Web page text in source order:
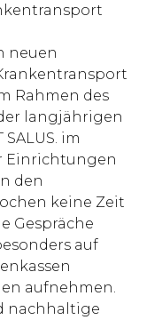
neuen
Rahmen des
langjährigen
im
Einrichtungen
den
keine Zeit
Gespräche
auf
aufnehmen.
nachhaltige